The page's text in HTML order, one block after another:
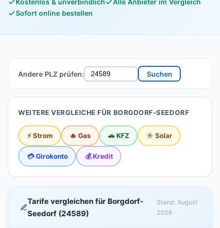
Kostenlos & unverbindlich
Alle Anbieter im Vergleich
Sofort online bestellen
Andere PLZ prüfen: Suchen
WEITERE VERGLEICHE FÜR BORGDORF-SEEDORF
⚡ Strom 🔥 Gas 🚗 KFZ ☀️ Solar
💳 Girokonto 💰 Kredit
Tarife vergleichen für Borgdorf-
Seedorf (24589)
Stand: August
2026